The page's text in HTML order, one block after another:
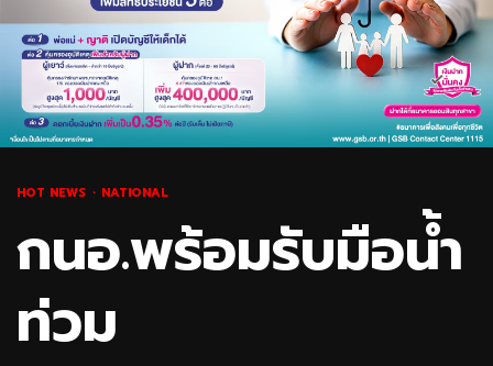
HOT NEWS NATIONAL
กนอ.พร้อมรับมือน้ำ
ท่วม